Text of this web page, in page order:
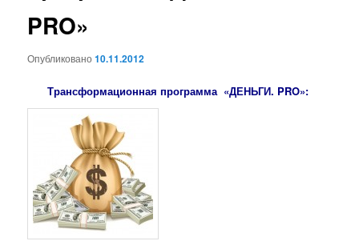
PRO»
Опубликовано10.11.2012
Трансформационная программа «ДЕНЬГИ. PRO»: